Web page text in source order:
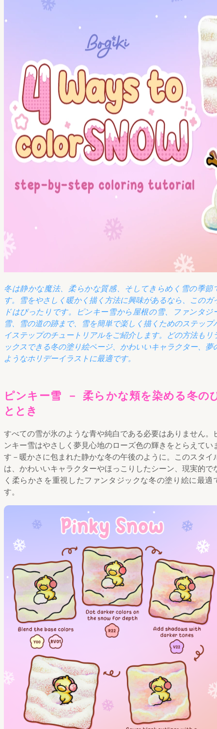
冬は静かな魔法、柔らかな質感、そしてきらめく雪の季節
す。雪をやさしく暖かく描く方法に興味があるなら、このガ
ドはぴったりです。ピンキー雪から屋根の雪、ファンタジ
雪、雪の道の跡まで、雪を簡単で楽しく描くためのステップ
イステップのチュートリアルをご紹介します。どの方法もリ
ックスできる冬の塗り絵ページ、かわいいキャラクター、夢
ようなホリデーイラストに最適です。
ピンキー雪 － 柔らかな頬を染める冬の
ととき
すべての雪が氷のような青や純白である必要はありません。
ンキー雪はやさしく夢見心地のローズ色の輝きをとらえてい
す－暖かさに包まれた静かな冬の午後のように。このスタイ
は、かわいいキャラクターやほっこりしたシーン、現実的で
く柔らかさを重視したファンタジックな冬の塗り絵に最適
す。